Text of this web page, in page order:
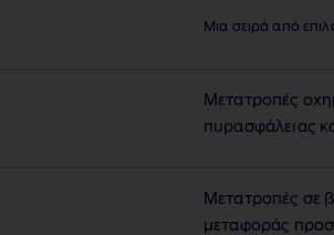
Μια σειρά από
Μετατροπές
πυρασφάλειας
Μετατροπές σε
μεταφοράς